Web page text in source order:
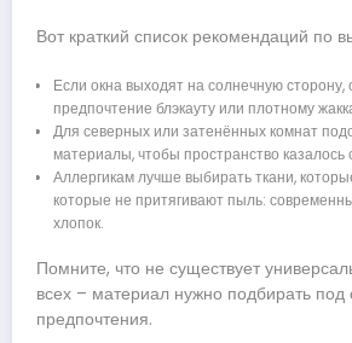
Вот краткий список рекомендаций по
Если окна выходят на солнечную сторону,
предпочтение блэкауту или плотному
Для северных или затенённых комнат
материалы, чтобы пространство казалось
Аллергикам лучше выбирать ткани,
которые не притягивают пыль:
хлопок.
Помните, что не существует
всех – материал нужно подбирать под
предпочтения.